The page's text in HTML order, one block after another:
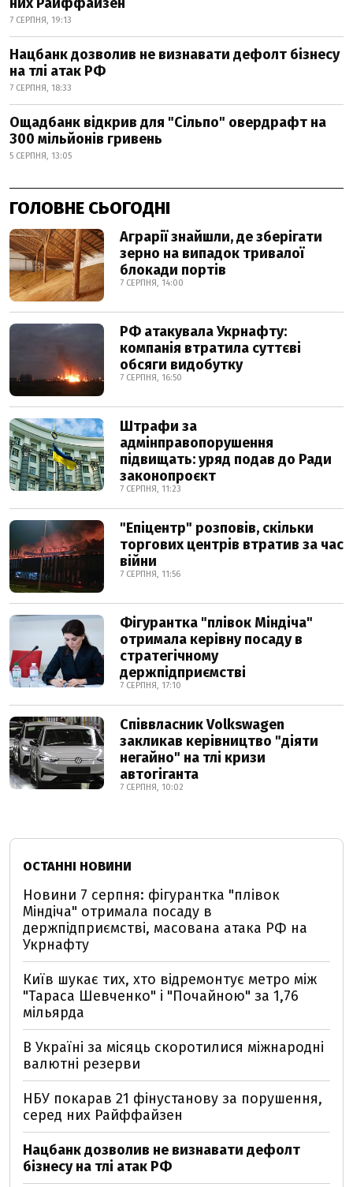
7 СЕРПНЯ, 19:13
Нацбанк дозволив не визнавати дефолт бізнесу
на тлі атак РФ
7 СЕРПНЯ, 18:33
Ощадбанк відкрив для "Сільпо" овердрафт на
300 мільйонів гривень
5 СЕРПНЯ, 13:05
ГОЛОВНЕ СЬОГОДНІ
Аграрії знайшли, де зберігати
зерно на випадок тривалої
блокади портів
7 СЕРПНЯ, 14:00
РФ атакувала Укрнафту:
компанія втратила суттєві
обсяги видобутку
7 СЕРПНЯ, 16:50
Штрафи за
адмінправопорушення
підвищать: уряд подав до Ради
законопроєкт
7 СЕРПНЯ, 11:23
"Епіцентр" розповів, скільки
торгових центрів втратив за час
війни
7 СЕРПНЯ, 11:56
Фігурантка "плівок Міндіча"
отримала керівну посаду в
стратегічному
держпідприємстві
7 СЕРПНЯ, 17:10
Співвласник Volkswagen
закликав керівництво "діяти
негайно" на тлі кризи
автогіганта
7 СЕРПНЯ, 10:02
ОСТАННІ НОВИНИ
Новини 7 серпня: фігурантка "плівок
Міндіча" отримала посаду в
держпідприємстві, масована атака РФ на
Укрнафту
Київ шукає тих, хто відремонтує метро між
"Тараса Шевченко" і "Почайною" за 1,76
мільярда
В Україні за місяць скоротилися міжнародні
валютні резерви
НБУ покарав 21 фінустанову за порушення,
серед них Райффайзен
Нацбанк дозволив не визнавати дефолт
бізнесу на тлі атак РФ